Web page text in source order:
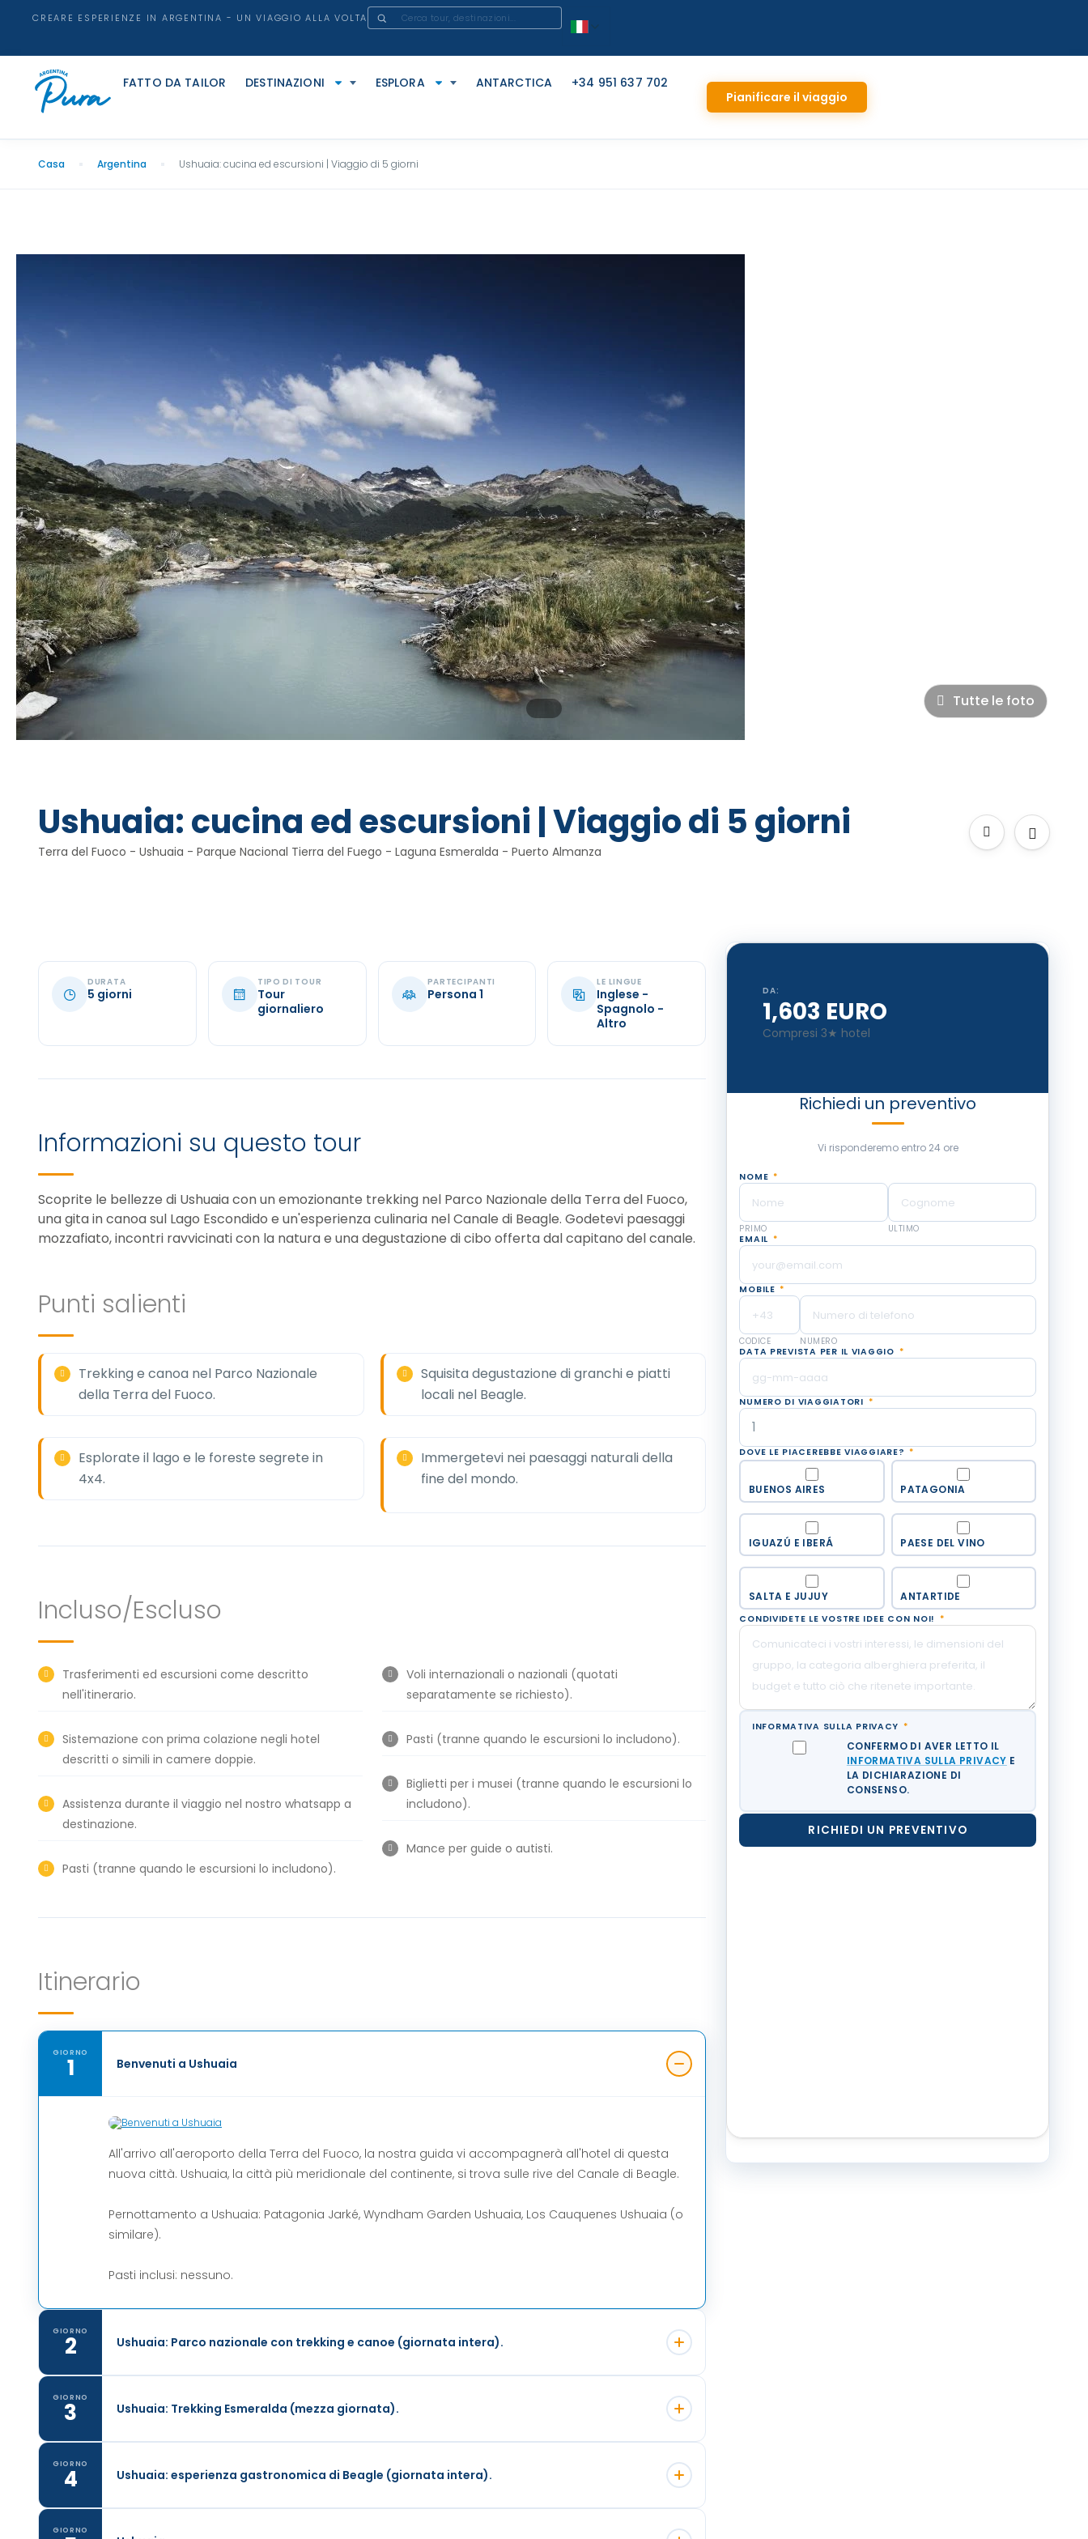
CREARE ESPERIENZE IN ARGENTINA - UN VIAGGIO ALLA VOLTA
FATTO DA TAILOR DESTINAZIONI ESPLORA ANTARCTICA
+34 951 637 702
Pianificare il viaggio
Casa Argentina Ushuaia: cucina ed escursioni | Viaggio di 5 giorni
Tutte le foto
Ushuaia: cucina ed escursioni | Viaggio di 5 giorni
Terra del Fuoco - Ushuaia - Parque Nacional Tierra del Fuego - Laguna Esmeralda - Puerto Almanza
DURATA
5 giorni
TIPO DI TOUR
Tour
giornaliero
PARTECIPANTI
Persona 1
LE LINGUE
Inglese -
Spagnolo -
Altro
Informazioni su questo tour
Scoprite le bellezze di Ushuaia con un emozionante trekking nel Parco Nazionale della Terra del Fuoco,
una gita in canoa sul Lago Escondido e un'esperienza culinaria nel Canale di Beagle. Godetevi paesaggi
mozzafiato, incontri ravvicinati con la natura e una degustazione di cibo offerta dal capitano del canale.
Punti salienti
Trekking e canoa nel Parco Nazionale
della Terra del Fuoco.
Squisita degustazione di granchi e piatti
locali nel Beagle.
Esplorate il lago e le foreste segrete in
4x4.
Immergetevi nei paesaggi naturali della
fine del mondo.
Incluso/Escluso
Trasferimenti ed escursioni come descritto
nell'itinerario.
Sistemazione con prima colazione negli hotel
descritti o simili in camere doppie.
Assistenza durante il viaggio nel nostro whatsapp a
destinazione.
Pasti (tranne quando le escursioni lo includono).
Voli internazionali o nazionali (quotati
separatamente se richiesto).
Pasti (tranne quando le escursioni lo includono).
Biglietti per i musei (tranne quando le escursioni lo
includono).
Mance per guide o autisti.
Itinerario
GIORNO
1 Benvenuti a Ushuaia
All'arrivo all'aeroporto della Terra del Fuoco, la nostra guida vi accompagnerà all'hotel di questa
nuova città. Ushuaia, la città più meridionale del continente, si trova sulle rive del Canale di Beagle.
Pernottamento a Ushuaia: Patagonia Jarké, Wyndham Garden Ushuaia, Los Cauquenes Ushuaia (o
similare).
Pasti inclusi: nessuno.
GIORNO
2 Ushuaia: Parco nazionale con trekking e canoe (giornata intera).
GIORNO
3 Ushuaia: Trekking Esmeralda (mezza giornata).
GIORNO
4 Ushuaia: esperienza gastronomica di Beagle (giornata intera).
GIORNO
DA:
1,603 EURO
Compresi 3★ hotel
Richiedi un preventivo
Vi risponderemo entro 24 ore
NOME *
PRIMO
ULTIMO
EMAIL *
MOBILE *
CODICE
NUMERO
DATA PREVISTA PER IL VIAGGIO *
NUMERO DI VIAGGIATORI *
DOVE LE PIACEREBBE VIAGGIARE? *
BUENOS AIRES PATAGONIA
IGUAZÚ E IBERÁ PAESE DEL VINO
SALTA E JUJUY ANTARTIDE
CONDIVIDETE LE VOSTRE IDEE CON NOI! *
INFORMATIVA SULLA PRIVACY *
CONFERMO DI AVER LETTO IL
INFORMATIVA SULLA PRIVACY E
LA DICHIARAZIONE DI
CONSENSO.
RICHIEDI UN PREVENTIVO